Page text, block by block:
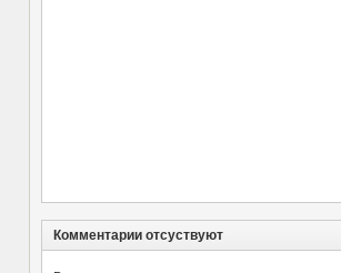
Комментарии отсуствуют